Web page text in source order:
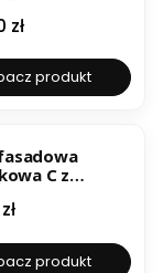
zł
produkt
C z
9005
produkt